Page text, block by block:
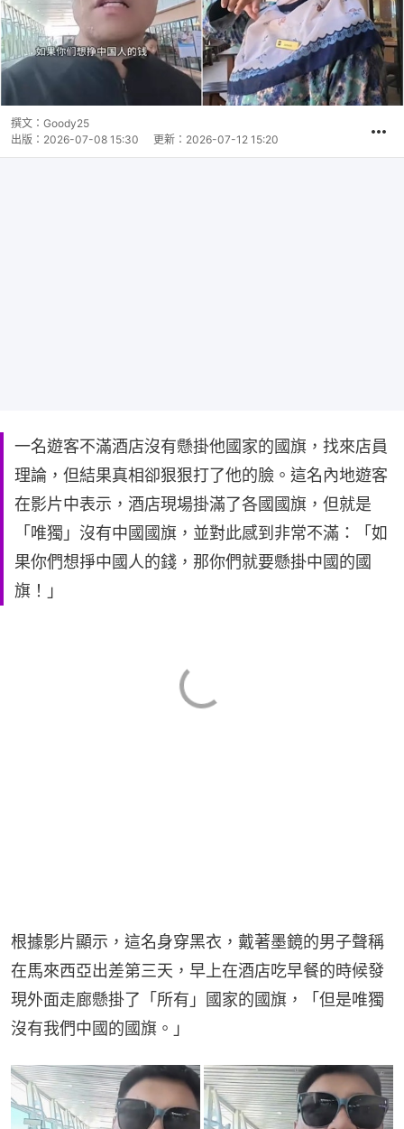
撰文： Goody25
出版： 2026-07-08 15:30 更新： 2026-07-12 15:20
一名遊客不滿酒店沒有懸掛他國家的國旗，找來店員
理論，但結果真相卻狠狠打了他的臉。這名內地遊客
在影片中表示，酒店現場掛滿了各國國旗，但就是
「唯獨」沒有中國國旗，並對此感到非常不滿：「如
果你們想掙中國人的錢，那你們就要懸掛中國的國
旗！」
根據影片顯示，這名身穿黑衣，戴著墨鏡的男子聲稱
在馬來西亞出差第三天，早上在酒店吃早餐的時候發
現外面走廊懸掛了「所有」國家的國旗，「但是唯獨
沒有我們中國的國旗。」